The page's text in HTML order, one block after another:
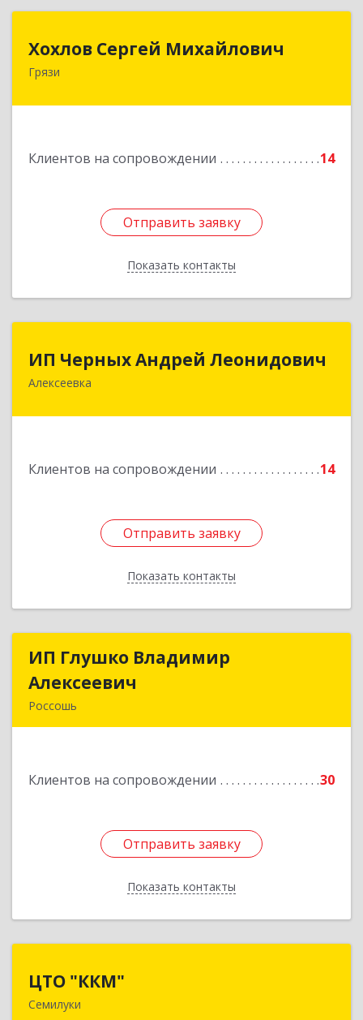
Хохлов Сергей Михайлович
Грязи
Клиентов на сопровождении 14
Отправить заявку
Показать контакты
Хохлов Сергей Михайлович
Отправить заявку
Назад
ИП Черных Андрей Леонидович
Алексеевка
Клиентов на сопровождении 14
Отправить заявку
Показать контакты
ИП Черных Андрей Леонидович
309850, Белгородская обл, Алексеевский р-н,
Отправить заявку
Назад
ИП Глушко Владимир
Алексеевич
Россошь
Клиентов на сопровождении 30
Отправить заявку
Показать контакты
ИП Глушко Владимир
Подробнее
Отправить заявку
Назад
ЦТО "ККМ"
Семилуки